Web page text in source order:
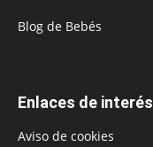
Blog de Bebés
Enlaces de interés
Aviso de cookies